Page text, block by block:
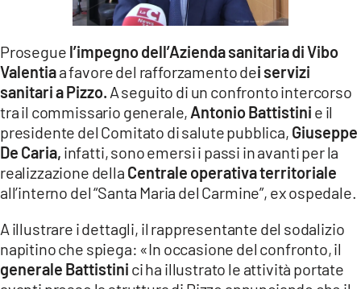
LACITYMAG.IT
ILREGGINO.IT
COSENZACHANNEL.IT
ILVIBONESE.IT
CATANZAROCHANNEL.IT
LACAPITALENEWS.IT
App
ANDROID
Prosegue l’impegno dell’Azienda sanitaria di Vibo
Valentiaa favore del rafforzamento dei servizi
sanitari a Pizzo. A seguito di un confronto intercorso
tra il commissario generale, Antonio Battistini e il
presidente del Comitato di salute pubblica, Giuseppe
De Caria, infatti, sono emersi i passi in avanti per la
realizzazione della Centrale operativa territoriale
all’interno del “Santa Maria del Carmine”, ex ospedale.
A illustrare i dettagli, il rappresentante del sodalizio
napitino che spiega: «In occasione del confronto, il
generale Battistini ci ha illustrato le attività portate